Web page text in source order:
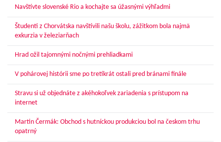
Navštívte slovenské Rio a kochajte sa úžasnými výhľadmi
Študenti z Chorvátska navštívili našu školu, zážitkom bola najmä
exkurzia v železiarňach
Hrad ožil tajomnými nočnými prehliadkami
V pohárovej histórii sme po tretíkrát ostali pred bránami finále
Stravu si už objednáte z akéhokoľvek zariadenia s prístupom na
internet
Martin Čermák: Obchod s hutníckou produkciou bol na českom trhu
opatrný